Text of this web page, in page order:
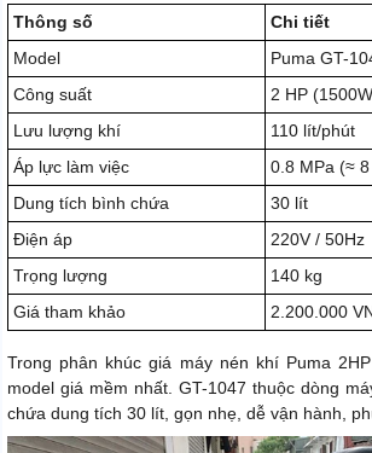
Thông số
Chi tiết
Model
Puma GT-
Công suất
2 HP
Lưu lượng khí
110 lít/phút
Áp lực làm việc
0.8 MPa (≈ 8
Dung tích bình chứa
30 lít
Điện áp
220V / 50Hz
Trọng lượng
140 kg
Giá tham khảo
2.200.000
Trong phân khúc giá máy nén khí Puma
model giá mềm nhất. GT-1047 thuộc dòng
chứa dung tích 30 lít, gọn nhẹ, dễ vận hành,